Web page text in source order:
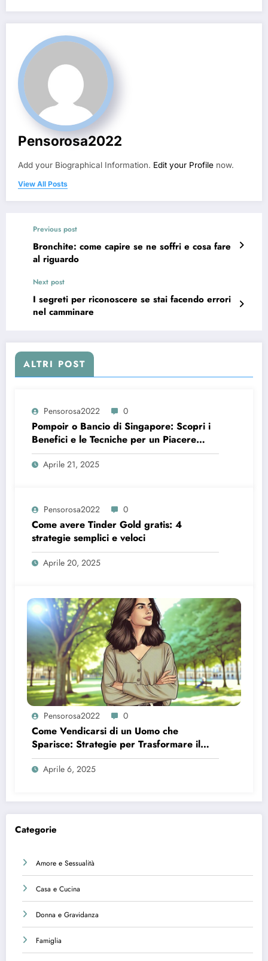
Pensorosa2022
Add your Biographical Information. Edit your Profile now.
View All Posts
Previous post
Bronchite: come capire se ne soffri e cosa fare
al riguardo
Next post
I segreti per riconoscere se stai facendo errori
nel camminare
ALTRI POST
Pensorosa2022 0
Pompoir o Bancio di Singapore: Scopri i
Benefici e le Tecniche per un Piacere
Intenso
Aprile 21, 2025
Pensorosa2022 0
Come avere Tinder Gold gratis: 4
strategie semplici e veloci
Aprile 20, 2025
Pensorosa2022 0
Come Vendicarsi di un Uomo che
Sparisce: Strategie per Trasformare il
Dolore in Forza
Aprile 6, 2025
Categorie
Amore e Sessualità
Casa e Cucina
Donna e Gravidanza
Famiglia